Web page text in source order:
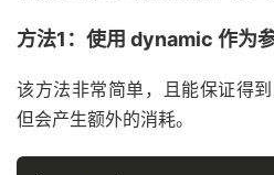
方法1：使用 dynamic 作为
该方法非常简单，且能保证得
但会产生额外的消耗。